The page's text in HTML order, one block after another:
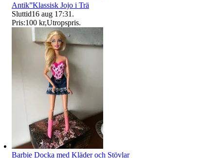
Antik”Klassisk Jojo i Trä
Sluttid16 aug 17:31 .
Pris:100 kr,Utropspris.
Barbie Docka med Kläder och Stövlar